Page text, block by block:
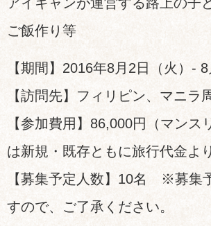
ご飯作り等
【期間】2016年8月2日（火）- 8
【訪問先】フィリピン、マニラ
【参加費用】86,000円（マン
は新規・既存ともに旅行代金よ
【募集予定人数】10名 ※募集
すので、ご了承ください。